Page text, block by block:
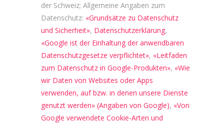
der Schweiz; Allgemeine Angaben zum
Datenschutz: «Grundsätze zu Datenschutz
und Sicherheit», Datenschutzerklärung,
«Google ist der Einhaltung der anwendbaren
Datenschutzgesetze verpflichtet», «Leitfaden
zum Datenschutz in Google-Produkten», «Wie
wir Daten von Websites oder Apps
verwenden, auf bzw. in denen unsere Dienste
genutzt werden» (Angaben von Google), «Von
Google verwendete Cookie-Arten und